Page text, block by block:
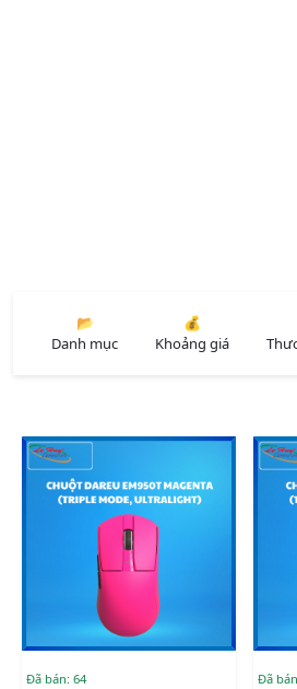
📂
Danh mục
💰
Khoảng giá
Đã bán: 64 Đã